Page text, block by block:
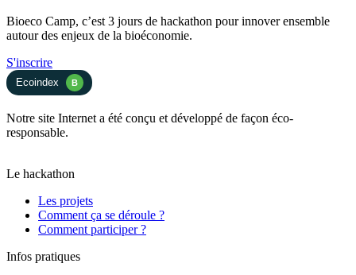
Bioeco Camp, c’est 3 jours de hackathon pour innover ensemble
autour des enjeux de la bioéconomie.
S'inscrire
Ecoindex B
Notre site Internet a été conçu et développé de façon éco-
responsable.
Le hackathon
Les projets
Comment ça se déroule ?
Comment participer ?
Infos pratiques